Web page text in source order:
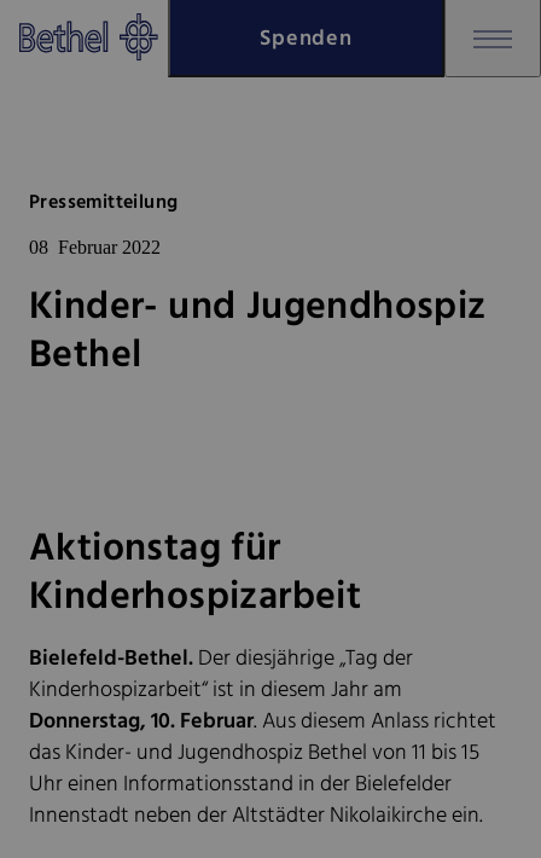
Zum Hauptinhalt springen
Zur Fußzeile springen
Spenden
Pressemitteilung
08 Februar 2022
Kinder- und Jugendhospiz
Bethel
​​​​​​​Aktionstag für
Kinderhospizarbeit
Bielefeld-Bethel.Der diesjährige „Tag der
Kinderhospizarbeit“ ist in diesem Jahr am
Donnerstag, 10. Februar. Aus diesem Anlass richtet
das Kinder- und Jugendhospiz Bethel von 11 bis 15
Uhr einen Informationsstand in der Bielefelder
Innenstadt neben der Altstädter Nikolaikirche ein.